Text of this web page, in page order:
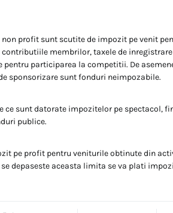
profit sunt scutite de impozit pe venit
membrilor, taxele de
participarea la competitii. De
sponsorizare sunt fonduri neimpozabile.
ce sunt datorate impozitelor pe spectacol,
publice.
pe profit pentru veniturile obtinute din
se depaseste aceasta limita se va plati